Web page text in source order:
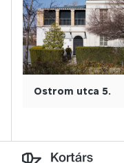
Ostrom utca 5.